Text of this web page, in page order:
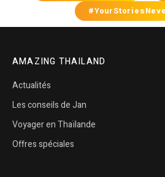
AMAZING THAILAND
Actualités
Les conseils de Jan
Voyager en Thaïlande
Offres spéciales